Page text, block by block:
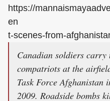
https://
en
t-scenes-from-
Canadian soldiers carry
compatriots at the
Task Force Afghanistan
2009. Roadside bombs